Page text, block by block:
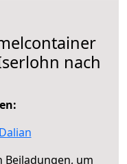
nach
Beiladungen, um